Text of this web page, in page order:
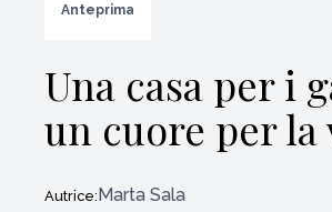
Anteprima
Una casa per i
un cuore per la
Autrice:Marta Sala